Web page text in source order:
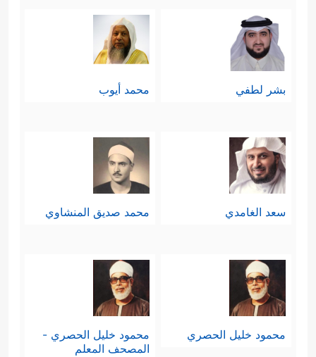
بشر لطفي محمد أيوب
سعد الغامدي محمد صديق المنشاوي
محمود خليل الحصري
محمود خليل الحصري -
المصحف المعلم